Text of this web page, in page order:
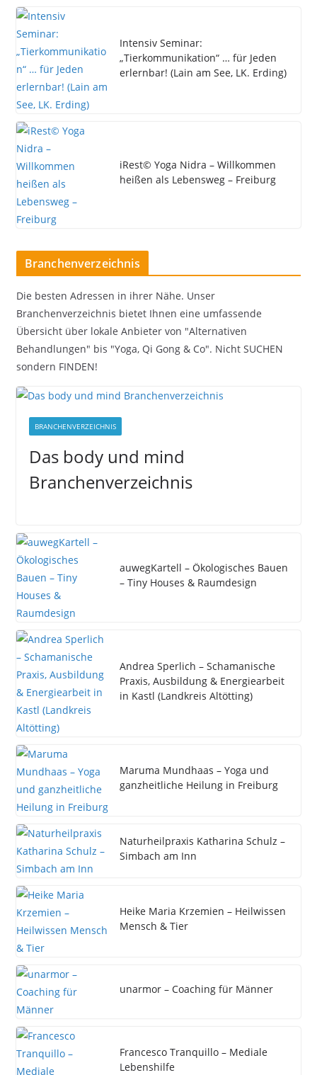
Intensiv Seminar:
„Tierkommunikation“ … für Jeden
erlernbar! (Lain am See, LK. Erding)
iRest© Yoga Nidra – Willkommen
heißen als Lebensweg – Freiburg
Branchenverzeichnis
Die besten Adressen in ihrer Nähe. Unser
Branchenverzeichnis bietet Ihnen eine umfassende
Übersicht über lokale Anbieter von "Alternativen
Behandlungen" bis "Yoga, Qi Gong & Co". Nicht SUCHEN
sondern FINDEN!
BRANCHENVERZEICHNIS
Das body und mind
Branchenverzeichnis
auwegKartell – Ökologisches Bauen
– Tiny Houses & Raumdesign
Andrea Sperlich – Schamanische
Praxis, Ausbildung & Energiearbeit
in Kastl (Landkreis Altötting)
Maruma Mundhaas – Yoga und
ganzheitliche Heilung in Freiburg
Naturheilpraxis Katharina Schulz –
Simbach am Inn
Heike Maria Krzemien – Heilwissen
Mensch & Tier
unarmor – Coaching für Männer
Francesco Tranquillo – Mediale
Lebenshilfe